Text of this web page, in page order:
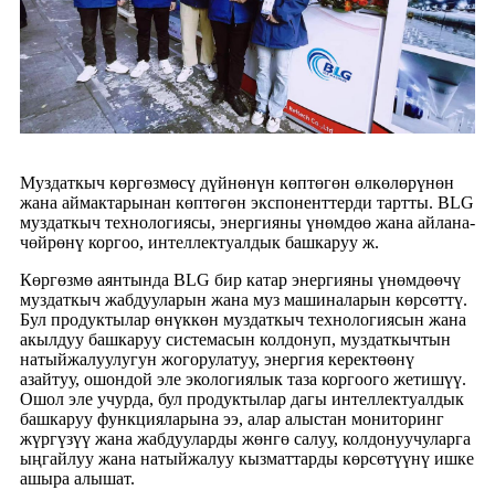
Муздаткыч көргөзмөсү дүйнөнүн көптөгөн өлкөлөрүнөн
жана аймактарынан көптөгөн экспоненттерди тартты. BLG
муздаткыч технологиясы, энергияны үнөмдөө жана айлана-
чөйрөнү коргоо, интеллектуалдык башкаруу ж.
Көргөзмө аянтында BLG бир катар энергияны үнөмдөөчү
муздаткыч жабдууларын жана муз машиналарын көрсөттү.
Бул продуктылар өнүккөн муздаткыч технологиясын жана
акылдуу башкаруу системасын колдонуп, муздаткычтын
натыйжалуулугун жогорулатуу, энергия керектөөнү
азайтуу, ошондой эле экологиялык таза коргоого жетишүү.
Ошол эле учурда, бул продуктылар дагы интеллектуалдык
башкаруу функцияларына ээ, алар алыстан мониторинг
жүргүзүү жана жабдууларды жөнгө салуу, колдонуучуларга
ыңгайлуу жана натыйжалуу кызматтарды көрсөтүүнү ишке
ашыра алышат.